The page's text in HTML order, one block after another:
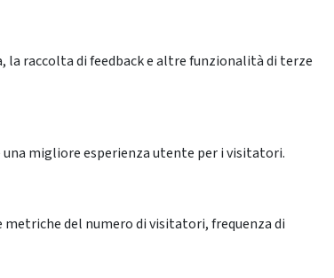
raccolta di feedback e altre funzionalità di terze
migliore esperienza utente per i visitatori.
del numero di visitatori, frequenza di